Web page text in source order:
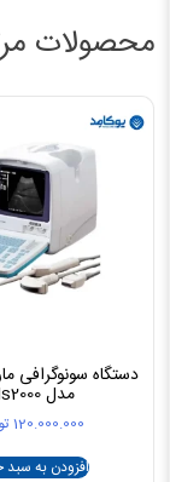
محصولات
مدل Hs2000
120.000.000
افزودن به سبد